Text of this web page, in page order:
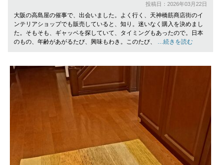
投稿日：2026年03月22日
大阪の高島屋の催事で、出会いました。よく行く、天神橋筋商店街のイ
ンテリアショップでも販売していると、知り。迷いなく購入を決めまし
た。そもそも、ギャッベを探していて、タイミングもあったので。日本
のもの、年齢があがるたび、興味もわき。このたび、
…続きを読む